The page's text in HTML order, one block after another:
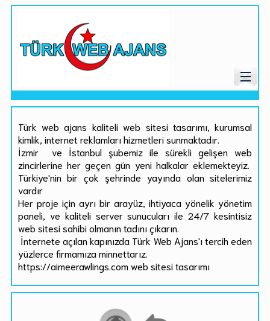
Türk web ajans kaliteli web sitesi tasarımı, kurumsal
kimlik, internet reklamları hizmetleri sunmaktadır.
İzmir ve İstanbul şubemiz ile sürekli gelişen web
zincirlerine her geçen gün yeni halkalar eklemekteyiz.
Türkiye'nin bir çok şehrinde yayında olan sitelerimiz
vardır
Her proje için ayrı bir arayüz, ihtiyaca yönelik yönetim
paneli, ve kaliteli server sunucuları ile 24/7 kesintisiz
web sitesi sahibi olmanın tadını çıkarın.
İnternete açılan kapınızda Türk Web Ajans'ı tercih eden
yüzlerce firmamıza minnettarız.
https://aimeerawlings.com web sitesi tasarımı